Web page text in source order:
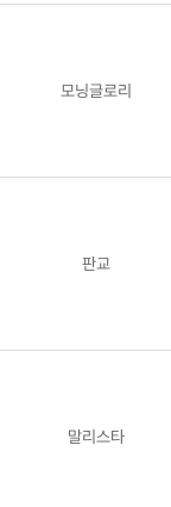
모닝글로리
판교
말리스타